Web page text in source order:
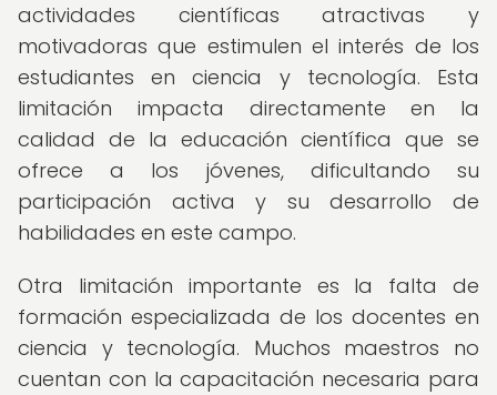
actividades científicas atractivas y
motivadoras que estimulen el interés de los
estudiantes en ciencia y tecnología. Esta
limitación impacta directamente en la
calidad de la educación científica que se
ofrece a los jóvenes, dificultando su
participación activa y su desarrollo de
habilidades en este campo.
Otra limitación importante es la falta de
formación especializada de los docentes en
ciencia y tecnología. Muchos maestros no
cuentan con la capacitación necesaria para